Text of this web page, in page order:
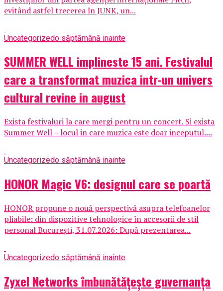
evitând astfel trecerea în JUNK, un...
Uncategorizedo săptămână inainte
SUMMER WELL implineste 15 ani. Festivalul
care a transformat muzica intr-un univers
cultural revine in august
Exista festivaluri la care mergi pentru un concert. Si exista
Summer Well – locul in care muzica este doar inceputul....
Uncategorizedo săptămână inainte
HONOR Magic V6: designul care se poartă
HONOR propune o nouă perspectivă asupra telefoanelor
pliabile: din dispozitive tehnologice în accesorii de stil
personal București, 31.07.2026: După prezentarea...
Uncategorizedo săptămână inainte
Zyxel Networks îmbunătățește guvernanța